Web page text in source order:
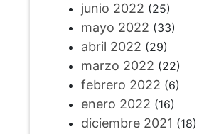
junio 2022 (25)
mayo 2022 (33)
abril 2022 (29)
marzo 2022 (22)
febrero 2022 (6)
enero 2022 (16)
diciembre 2021 (18)